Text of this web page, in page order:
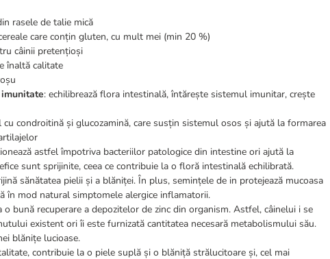
rasele de talie mică
care conțin gluten, cu mult mei (min 20 %)
câinii pretențioși
înaltă calitate
: echilibrează flora intestinală, întărește sistemul imunitar, crește
condroitină și glucozamină, care susțin sistemul osos și ajută la formarea
astfel împotriva bacteriilor patologice din intestine ori ajută la
sunt sprijinite, ceea ce contribuie la o floră intestinală echilibrată.
sănătatea pielii și a blăniței. În plus, semințele de in protejează mucoasa
în mod natural simptomele alergice inflamatorii.
o bună recuperare a depozitelor de zinc din organism. Astfel, câinelui i se
existent ori îi este furnizată cantitatea necesară metabolismului său.
blănițe lucioase.
contribuie la o piele suplă și o blăniță strălucitoare și, cel mai